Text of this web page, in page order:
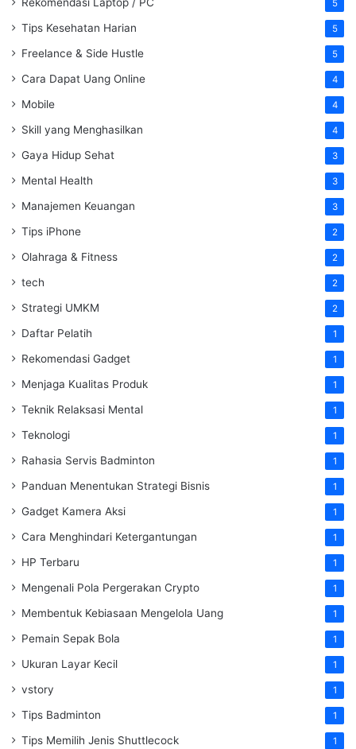
5
Tips Kesehatan Harian 5
Freelance & Side Hustle 5
Cara Dapat Uang Online 4
Mobile 4
Skill yang Menghasilkan 4
Gaya Hidup Sehat 3
Mental Health 3
Manajemen Keuangan 3
Tips iPhone 2
Olahraga & Fitness 2
tech 2
Strategi UMKM 2
Daftar Pelatih 1
Rekomendasi Gadget 1
Menjaga Kualitas Produk 1
Teknik Relaksasi Mental 1
Teknologi 1
Rahasia Servis Badminton 1
Panduan Menentukan Strategi Bisnis 1
Gadget Kamera Aksi 1
Cara Menghindari Ketergantungan 1
HP Terbaru 1
Mengenali Pola Pergerakan Crypto 1
Membentuk Kebiasaan Mengelola Uang 1
Pemain Sepak Bola 1
Ukuran Layar Kecil 1
vstory 1
Tips Badminton 1
Tips Memilih Jenis Shuttlecock 1